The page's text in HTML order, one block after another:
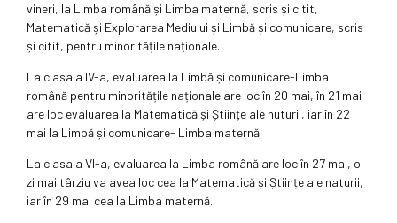
vineri, la Limba română și Limba maternă, scris și citit,
Matematică și Explorarea Mediului și Limbă și comunicare, scris
și citit, pentru minoritățile naționale.
La clasa a IV-a, evaluarea la Limbă și comunicare-Limba
română pentru minoritățile naționale are loc în 20 mai, în 21 mai
are loc evaluarea la Matematică și Științe ale nuturii, iar în 22
mai la Limbă și comunicare- Limba maternă.
La clasa a VI-a, evaluarea la Limba română are loc în 27 mai, o
zi mai târziu va avea loc cea la Matematică și Științe ale naturii,
iar în 29 mai cea la Limba maternă.